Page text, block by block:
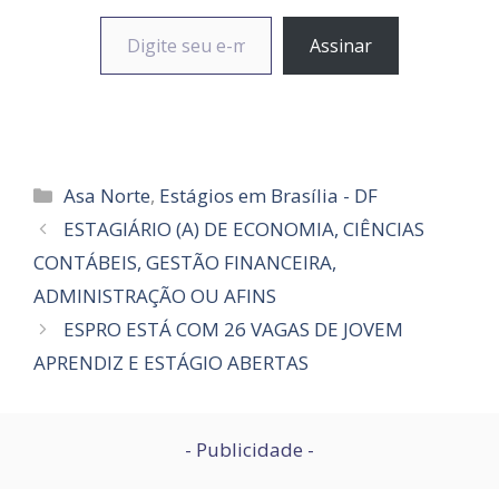
Digite seu e-mail…
Assinar
Categorias
Asa Norte, Estágios em Brasília - DF
ESTAGIÁRIO (A) DE ECONOMIA, CIÊNCIAS
CONTÁBEIS, GESTÃO FINANCEIRA,
ADMINISTRAÇÃO OU AFINS
ESPRO ESTÁ COM 26 VAGAS DE JOVEM
APRENDIZ E ESTÁGIO ABERTAS
- Publicidade -